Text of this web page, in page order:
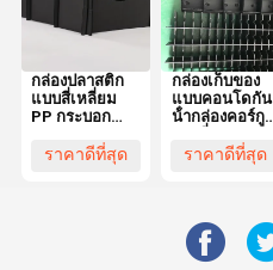
กล่องปลาสติก
แบบสี่เหลี่ยม
PP กระบอก
กล่องแยก
พลาสติกที่กํา
ราคาดีที่สุด
กล่องเก็บของ
แบบคอนโดกัน
น้ํากล่องคอร์กู
ต้อนกันได้
ราคาดีที่สุด